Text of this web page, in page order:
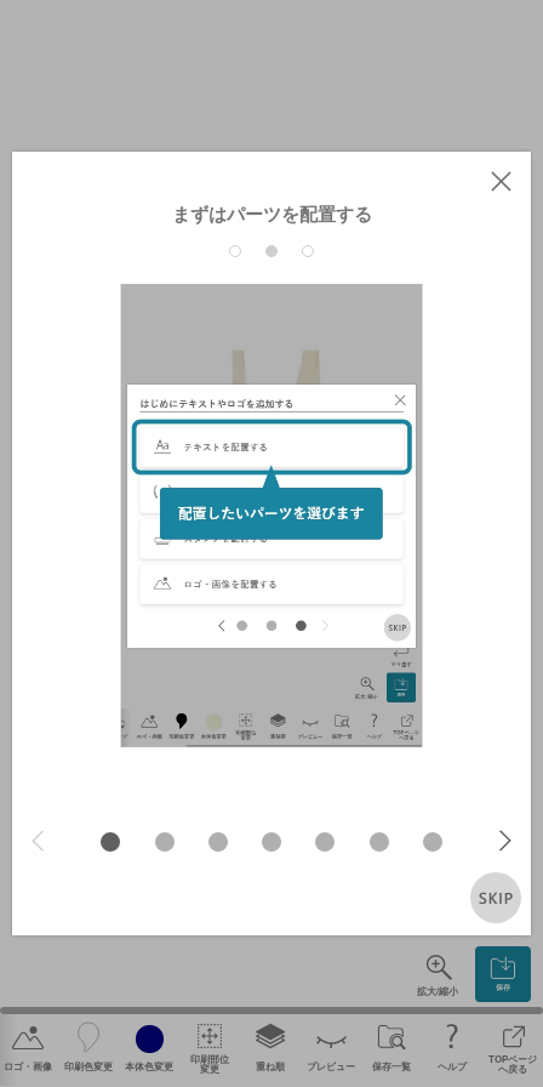
保存
拡大/縮小
ロゴ・画像 印刷色変更 本体色変更
印刷部位
変更 重ね順 プレビュー 保存一覧 ヘルプ
TOPページ
へ戻る
まずはパーツを配置する